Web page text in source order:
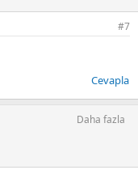
#7
Cevapla
Daha fazla